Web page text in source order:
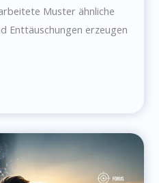
Muster ähnliche
Enttäuschungen erzeugen